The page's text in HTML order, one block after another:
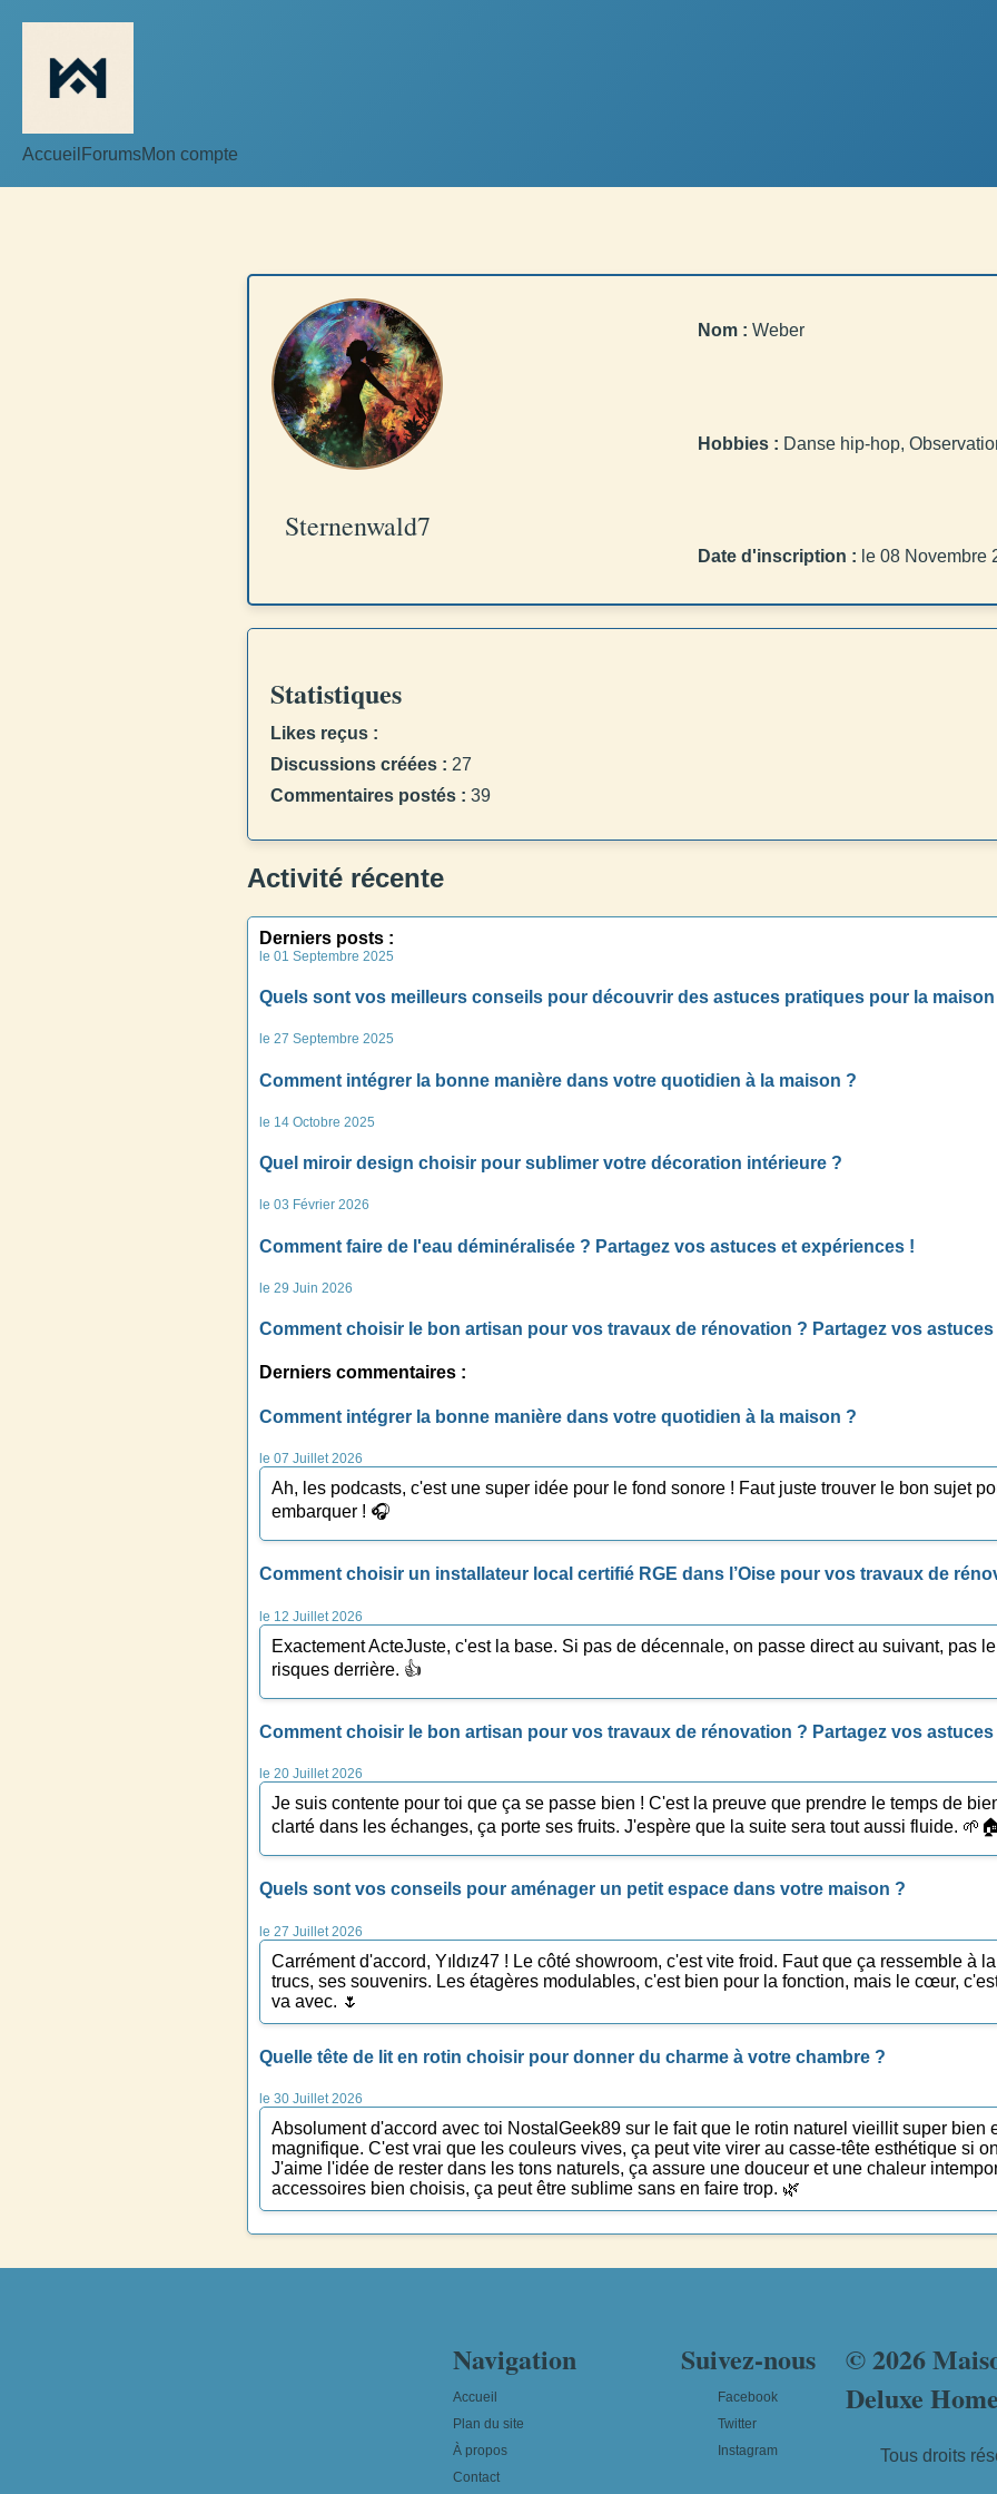
Accueil ForumsMon compte
Sternenwald7
Nom : Weber
Hobbies : Danse hip-hop,
Date d'inscription : le 08 Novembre
Statistiques
Likes reçus :
Discussions créées : 27
Commentaires postés : 39
Activité récente
Derniers posts :
le 01 Septembre 2025
Quels sont vos meilleurs conseils pour découvrir des astuces pratiques pour la maison
le 27 Septembre 2025
Comment intégrer la bonne manière dans votre quotidien à la maison ?
le 14 Octobre 2025
Quel miroir design choisir pour sublimer votre décoration intérieure ?
le 03 Février 2026
Comment faire de l'eau déminéralisée ? Partagez vos astuces et expériences !
le 29 Juin 2026
Comment choisir le bon artisan pour vos travaux de rénovation ? Partagez vos
Derniers commentaires :
Comment intégrer la bonne manière dans votre quotidien à la maison ?
le 07 Juillet 2026
Ah, les podcasts, c'est une super idée pour le fond sonore ! Faut juste trouver le bon sujet
embarquer ! 🎧
Comment choisir un installateur local certifié RGE dans l’Oise pour vos travaux de
le 12 Juillet 2026
Exactement ActeJuste, c'est la base. Si pas de décennale, on passe direct au suivant, pas
risques derrière. 👍
Comment choisir le bon artisan pour vos travaux de rénovation ? Partagez vos
le 20 Juillet 2026
Je suis contente pour toi que ça se passe bien ! C'est la preuve que prendre le temps de
clarté dans les échanges, ça porte ses fruits. J'espère que la suite sera tout aussi fluide. 🌱🏠
Quels sont vos conseils pour aménager un petit espace dans votre maison ?
le 27 Juillet 2026
Carrément d'accord, Yıldız47 ! Le côté showroom, c'est vite froid. Faut que ça ressemble à
trucs, ses souvenirs. Les étagères modulables, c'est bien pour la fonction, mais le cœur,
va avec. 🌷
Quelle tête de lit en rotin choisir pour donner du charme à votre chambre ?
le 30 Juillet 2026
Absolument d'accord avec toi NostalGeek89 sur le fait que le rotin naturel vieillit super bien
magnifique. C'est vrai que les couleurs vives, ça peut vite virer au casse-tête esthétique si
J'aime l'idée de rester dans les tons naturels, ça assure une douceur et une chaleur
accessoires bien choisis, ça peut être sublime sans en faire trop. 🌿
Navigation
Accueil
Plan du site
À propos
Contact
Suivez-nous
Facebook
Twitter
Instagram
© 2026
Deluxe Home
Tous droits